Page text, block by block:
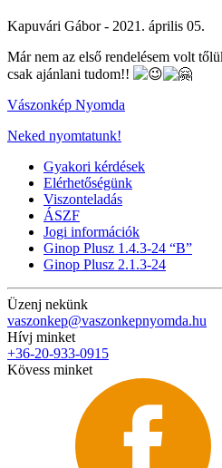
Kapuvári Gábor - 2021. április 05.
Már nem az első rendelésem volt
csak ajánlani tudom!!
Vászonkép Nyomda
Neked nyomtatunk!
Gyakori kérdések
Elérhetőségünk
Viszonteladás
ÁSZF
Jogi információk
Ginop Plusz 1.4.3-24 “B”
Ginop Plusz 2.1.3-24
Üzenj nekünk
vaszonkep@vaszonkepnyomda.hu
Hívj minket
+36-20-933-0915
Kövess minket